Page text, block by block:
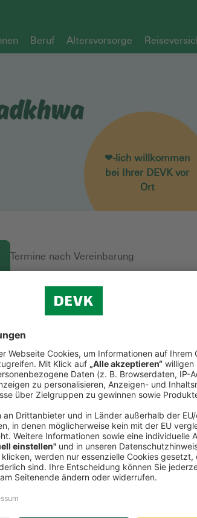
Beruf Altersvorsorge
❤-lich willkommen
bei Ihrer DEVK vor
Ort
Termine nach Vereinbarung
Versicherungsschutz